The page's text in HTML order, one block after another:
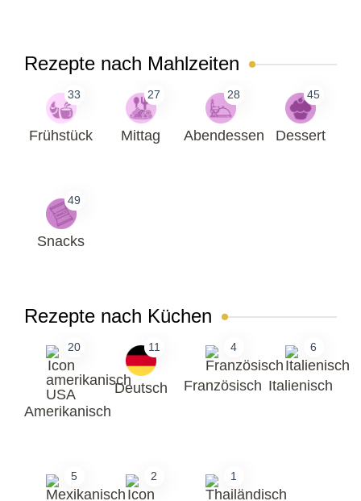
Rezepte nach Mahlzeiten
33
Frühstück
27
Mittag
28
Abendessen
45
Dessert
49
Snacks
Rezepte nach Küchen
20
Amerikanisch
11
Deutsch
4
Französisch
6
Italienisch
5 2 1